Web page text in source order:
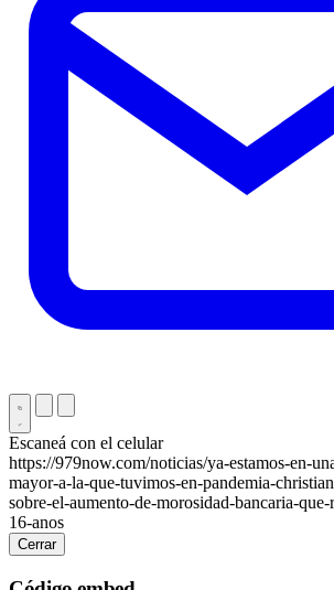
Escaneá con el celular
https://979now.com/noticias/ya-estamos-en-
mayor-a-la-que-tuvimos-en-pandemia-
sobre-el-aumento-de-morosidad-bancaria-
16-anos
Cerrar